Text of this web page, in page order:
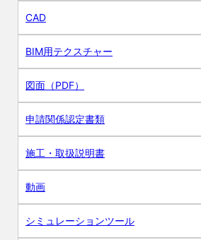
CAD
BIM用テクスチャー
図面（PDF）
申請関係認定書類
施工・取扱説明書
動画
シミュレーションツール